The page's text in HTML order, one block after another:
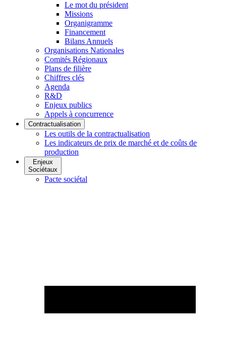
Le mot du président
Missions
Organigramme
Financement
Bilans Annuels
Organisations Nationales
Comités Régionaux
Plans de filière
Chiffres clés
Agenda
R&D
Enjeux publics
Appels à concurrence
Contractualisation
Les outils de la contractualisation
Les indicateurs de prix de marché et de coûts de
production
Enjeux
Sociétaux
Pacte sociétal